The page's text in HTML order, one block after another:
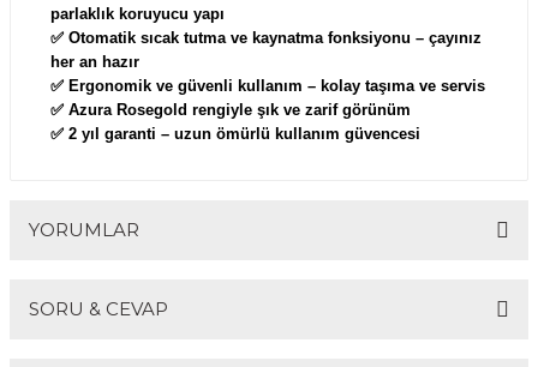
parlaklık koruyucu yapı
✅ Otomatik sıcak tutma ve kaynatma fonksiyonu – çayınız
her an hazır
✅ Ergonomik ve güvenli kullanım – kolay taşıma ve servis
✅ Azura Rosegold rengiyle şık ve zarif görünüm
✅ 2 yıl garanti – uzun ömürlü kullanım güvencesi
YORUMLAR
SORU & CEVAP